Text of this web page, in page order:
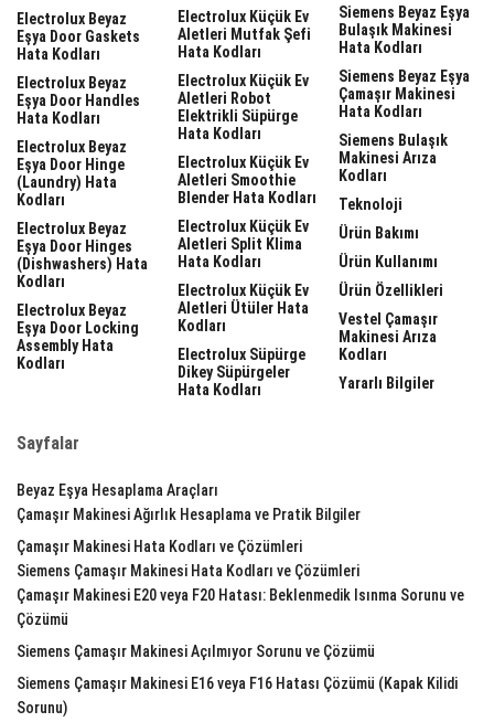
Electrolux Beyaz
Eşya Door Gaskets
Hata Kodları
Electrolux Beyaz
Eşya Door Handles
Hata Kodları
Electrolux Beyaz
Eşya Door Hinge
(laundry) Hata
Kodları
Electrolux Beyaz
Eşya Door Hinges
(dishwashers) Hata
Kodları
Electrolux Beyaz
Eşya Door Locking
Assembly Hata
Kodları
Electrolux Küçük Ev
Aletleri Mutfak Şefi
Hata Kodları
Electrolux Küçük Ev
Aletleri Robot
Elektrikli Süpürge
Hata Kodları
Electrolux Küçük Ev
Aletleri Smoothie
Blender Hata Kodları
Electrolux Küçük Ev
Aletleri Split Klima
Hata Kodları
Electrolux Küçük Ev
Aletleri Ütüler Hata
Kodları
Electrolux Süpürge
Dikey Süpürgeler
Hata Kodları
Siemens Beyaz Eşya
Bulaşık Makinesi
Hata Kodları
Siemens Beyaz Eşya
Çamaşır Makinesi
Hata Kodları
Siemens Bulaşık
Makinesi Arıza
Kodları
Teknoloji
Ürün Bakımı
Ürün Kullanımı
Ürün Özellikleri
Vestel Çamaşır
Makinesi Arıza
Kodları
Yararlı Bilgiler
Sayfalar
Beyaz Eşya Hesaplama Araçları
Çamaşır Makinesi Ağırlık Hesaplama ve Pratik Bilgiler
Çamaşır Makinesi Hata Kodları ve Çözümleri
Siemens Çamaşır Makinesi Hata Kodları ve Çözümleri
Çamaşır Makinesi E20 veya F20 Hatası: Beklenmedik Isınma Sorunu ve
Çözümü
Siemens Çamaşır Makinesi Açılmıyor Sorunu ve Çözümü
Siemens Çamaşır Makinesi E16 veya F16 Hatası Çözümü (Kapak Kilidi
Sorunu)